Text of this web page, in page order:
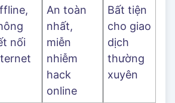
nối
An toàn
nhất,
miễn
nhiễm
hack
online
Bất tiện
cho giao
dịch
thường
xuyên